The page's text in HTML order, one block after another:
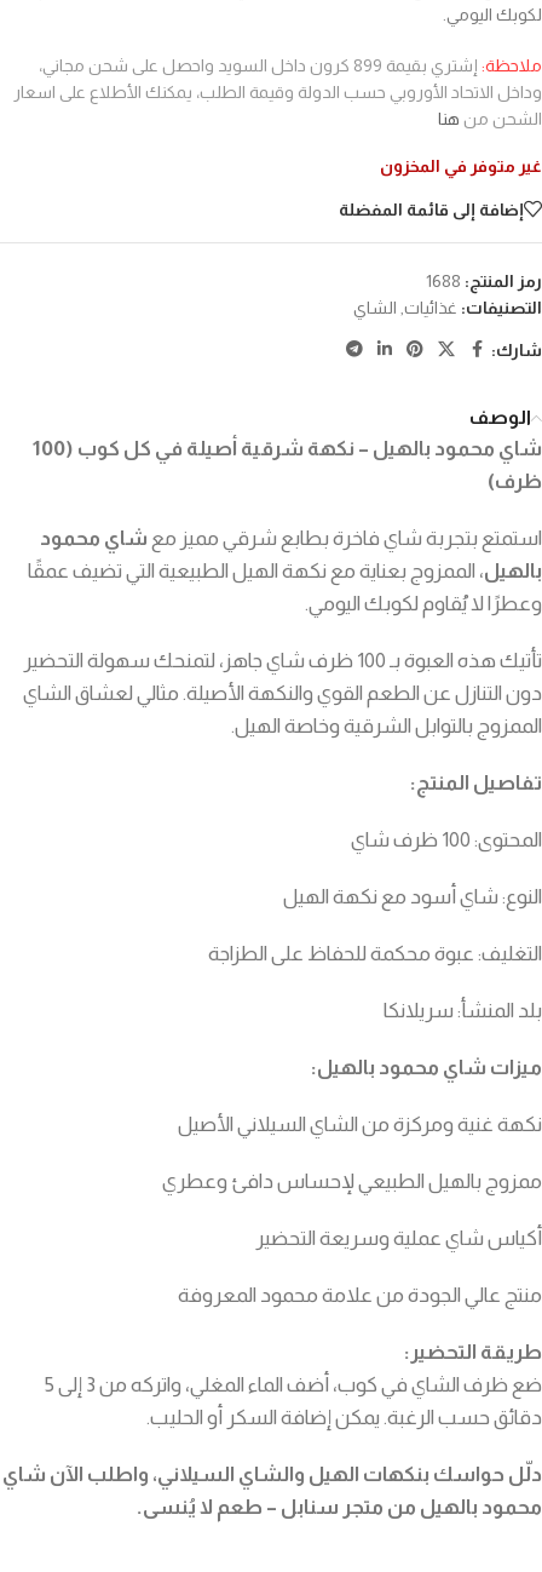
لكوبك اليومي.
ملاحظة:
إشتري بقيمة 899 كرون داخل السويد واحصل على شحن مجاني،
وداخل الاتحاد الأوروبي حسب الدولة وقيمة الطلب، يمكنك الأطلاع على اسعار
الشحن من هنا
غير متوفر في المخزون
إضافة إلى قائمة المفضلة
رمز المنتج: 1688
التصنيفات: غذائيات, الشاي
شارك:
الوصف
شاي محمود بالهيل – نكهة شرقية أصيلة في كل كوب (100
ظرف)
استمتع بتجربة شاي فاخرة بطابع شرقي مميز مع شاي محمود
بالهيل، الممزوج بعناية مع نكهة الهيل الطبيعية التي تضيف عمقًا
وعطرًا لا يُقاوم لكوبك اليومي.
تأتيك هذه العبوة بـ 100 ظرف شاي جاهز، لتمنحك سهولة التحضير
دون التنازل عن الطعم القوي والنكهة الأصيلة. مثالي لعشاق الشاي
الممزوج بالتوابل الشرقية وخاصة الهيل.
تفاصيل المنتج:
المحتوى: 100 ظرف شاي
النوع: شاي أسود مع نكهة الهيل
التغليف: عبوة محكمة للحفاظ على الطزاجة
بلد المنشأ: سريلانكا
ميزات شاي محمود بالهيل:
نكهة غنية ومركزة من الشاي السيلاني الأصيل
ممزوج بالهيل الطبيعي لإحساس دافئ وعطري
أكياس شاي عملية وسريعة التحضير
منتج عالي الجودة من علامة محمود المعروفة
طريقة التحضير:
ضع ظرف الشاي في كوب، أضف الماء المغلي، واتركه من 3 إلى 5
دقائق حسب الرغبة. يمكن إضافة السكر أو الحليب.
دلّل حواسك بنكهات الهيل والشاي السيلاني، واطلب الآن شاي
محمود بالهيل من متجر سنابل – طعم لا يُنسى.